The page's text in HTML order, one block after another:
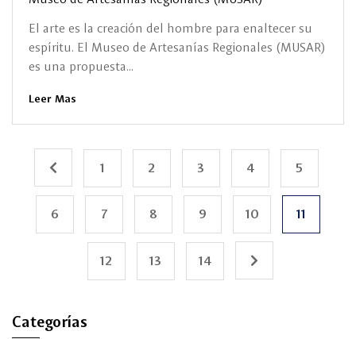
El arte es la creación del hombre para enaltecer su
espíritu. El Museo de Artesanías Regionales (MUSAR)
es una propuesta...
Leer Mas
1 2 3 4 5
6 7 8 9 10 11
12 13 14
Categorías